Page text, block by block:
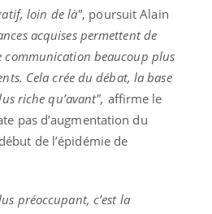
loin de là", poursuit Alain
acquises permettent de
communication beaucoup plus
Cela crée du débat, la base
riche qu’avant", affirme le
pas d’augmentation du
de l’épidémie de
préoccupant, c’est la